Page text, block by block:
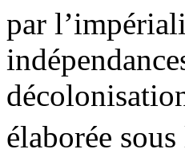
par
élaborée